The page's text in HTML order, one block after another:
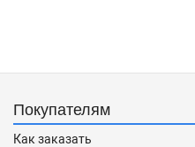
Покупателям
Как заказать